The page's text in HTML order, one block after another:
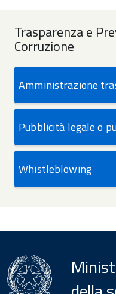
Trasparenza e
Corruzione
Amministrazione
Pubblicità legale o
Whistleblowing